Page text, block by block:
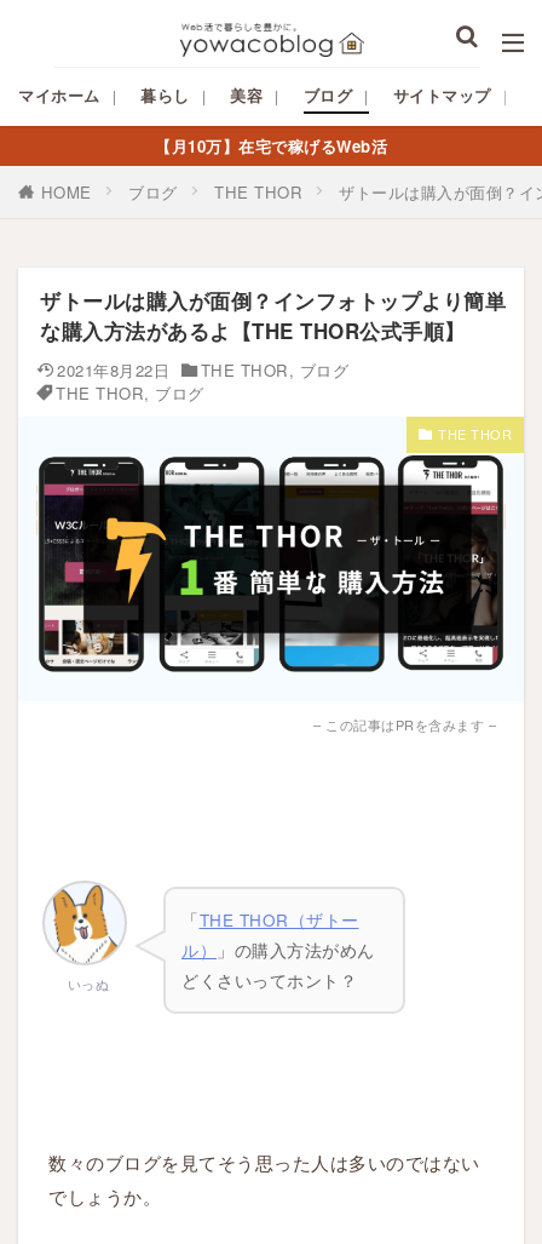
マイホーム 暮らし 美容 ブログ サイトマップ
【月10万】在宅で稼げるWeb活
HOME
ブログ THE THOR ザトールは購入が面倒？
ザトールは購入が面倒？インフォトップより簡単
な購入方法があるよ【THE THOR公式手順】
2021年8月22日 THE THOR, ブログ
THE THOR, ブログ
THE THOR
– この記事はPRを含みます –
いっぬ
「THE THOR（ザトー
ル）
」 の購入方法がめん
どくさいってホント？
数々のブログを見てそう思った人は多いのではない
でしょうか。